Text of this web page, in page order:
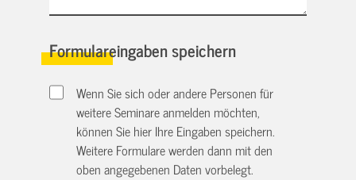
Formulareingaben speichern
Wenn Sie sich oder andere Personen für
weitere Seminare anmelden möchten,
können Sie hier Ihre Eingaben speichern.
Weitere Formulare werden dann mit den
oben angegebenen Daten vorbelegt.